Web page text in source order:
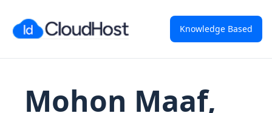
Knowledge Based
Mohon Maaf,